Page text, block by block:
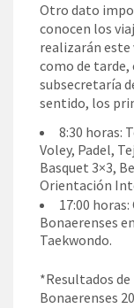
Otro dato
conocen los
realizarán este
como de tarde,
subsecretaría
sentido, los
8:30 horas:
Voley, Padel,
Basquet 3×3,
Orientación
17:00
Bonaerenses
Taekwondo.
*Resultados
Bonaerenses